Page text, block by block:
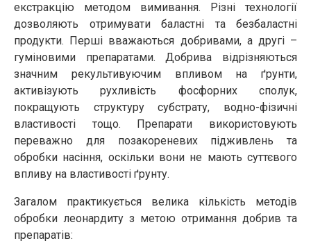
екстракцію методом вимивання. Різні технології
дозволяють отримувати баластні та безбаластні
продукти. Перші вважаються добривами, а другі –
гуміновими препаратами. Добрива відрізняються
значним рекультивуючим впливом на ґрунти,
активізують рухливість фосфорних сполук,
покращують структуру субстрату, водно-фізичні
властивості тощо. Препарати використовують
переважно для позакореневих підживлень та
обробки насіння, оскільки вони не мають суттєвого
впливу на властивості ґрунту.
Загалом практикується велика кількість методів
обробки леонардиту з метою отримання добрив та
препаратів: